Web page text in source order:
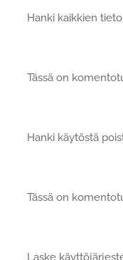
Hanki kaikkien
Tässä on
Hanki käytöstä
Tässä on
Laske